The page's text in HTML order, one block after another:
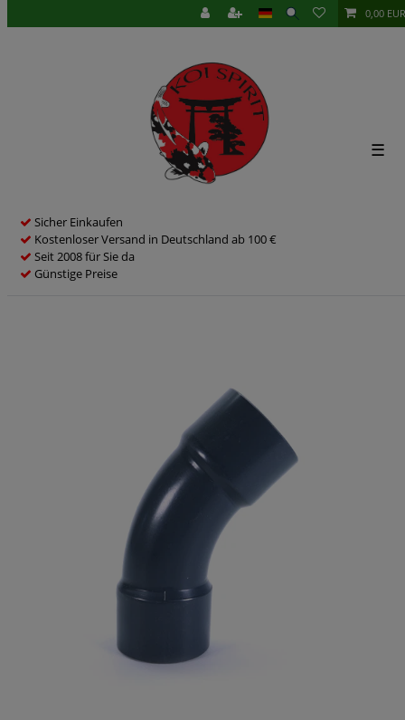
0,00 EUR
Sicher Einkaufen
Kostenloser Versand in Deutschland ab 100 €
Seit 2008 für Sie da
Günstige Preise
☰